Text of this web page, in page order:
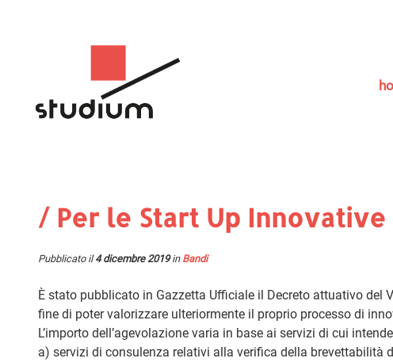
/ Per le Start Up
Pubblicato il4 dicembre 2019in Bandi
È stato pubblicato in Gazzetta Ufficiale il Decreto attuativo del
fine di poter valorizzare ulteriormente il proprio processo di
L’importo dell’agevolazione varia in base ai servizi di cui
a) servizi di consulenza relativi alla verifica della brevettabilità